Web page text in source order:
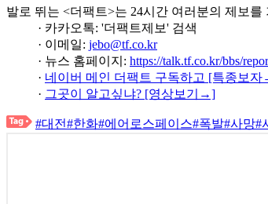
발로 뛰는 <더팩트>는 24시간 여러분의 제보를
· 카카오톡: '더팩트제보' 검색
· 이메일: jebo@tf.co.kr
· 뉴스 홈페이지: https://talk.tf.co.kr/bbs/
· 네이버 메인 더팩트 구독하고 [특종보
· 그곳이 알고싶냐? [영상보기→]
#대전#한화#에어로스페이스#폭발#사망#